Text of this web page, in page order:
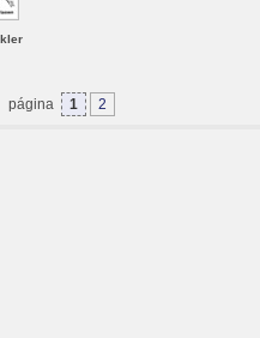
página 1 2